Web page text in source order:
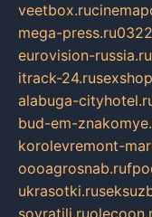
veetbox.ru
mega-press.ru
eurovision-russia.ru
itrack-24.ru
alabuga-
bud-em-
korolevremont-
oooagrosnab.ru
ukrasotki.ru